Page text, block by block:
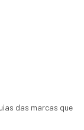
das marcas que